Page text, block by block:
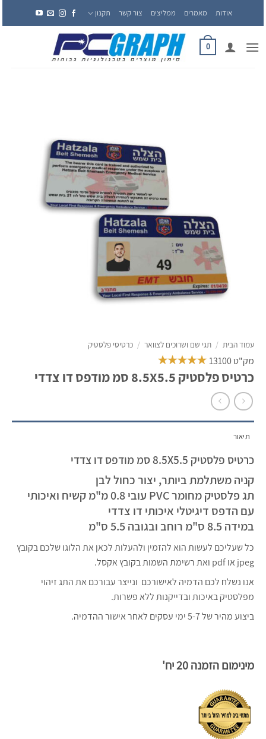
אודות מאמרים ממליצים צור קשר תקנון
0
עמוד הבית / תגי שם ושרוכים לצוואר / כרטיסי פלסטיק
מק"ט 13100
כרטיס פלסטיק 8.5X5.5 סמ מודפס דו צדדי
תיאור
כרטיס פלסטיק 8.5X5.5 סמ מודפס דו צדדי
קניה משתלמת ביותר, יצור כחול לבן
תג פלסטיק מחומר PVC עובי 0.8 מ"מ קשיח ואיכותי
עם הדפס דיגיטלי איכותי דו צדדי
במידה 8.5 ס"מ רוחב ובגובה 5.5 ס"מ
כל שעליכם לעשות הוא להזמין ולהעלות לכאן את הלוגו שלכם בקובץ
jpeg או pdf ואת רשימת השמות בקובץ אקסל.
אנו נשלח לכם הדמיה לאישורכם ונייצר עבורכם את התג זיהוי
מפלסטיק באיכות ובדייקנות ללא פשרות.
ביצוע מהיר של 5-7 ימי עסקים לאחר אישור ההדמיה.
מינימום הזמנה 20 יח'